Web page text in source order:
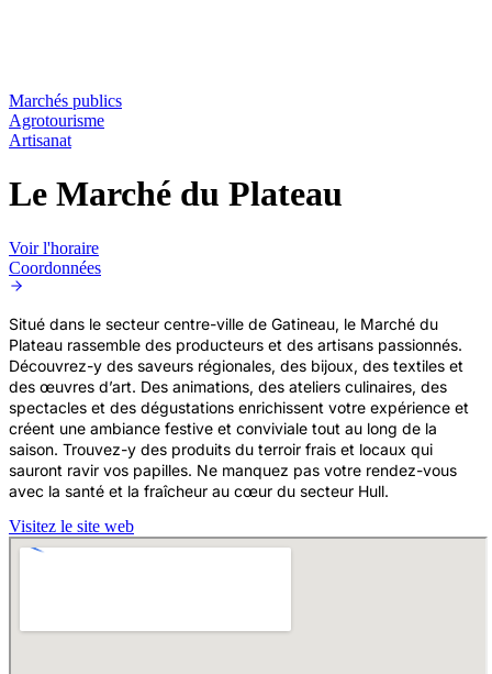
Marchés publics
Agrotourisme
Artisanat
Le Marché du Plateau
Voir l'horaire
Coordonnées
Situé dans le secteur centre-ville de Gatineau, le Marché du
Plateau rassemble des producteurs et des artisans passionnés.
Découvrez-y des saveurs régionales, des bijoux, des textiles et
des œuvres d’art. Des animations, des ateliers culinaires, des
spectacles et des dégustations enrichissent votre expérience et
créent une ambiance festive et conviviale tout au long de la
saison. Trouvez-y des produits du terroir frais et locaux qui
sauront ravir vos papilles. Ne manquez pas votre rendez-vous
avec la santé et la fraîcheur au cœur du secteur Hull.
Visitez le site web